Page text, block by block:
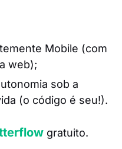
Mobile (com
web);
sob a
(o código é seu!).
gratuito.